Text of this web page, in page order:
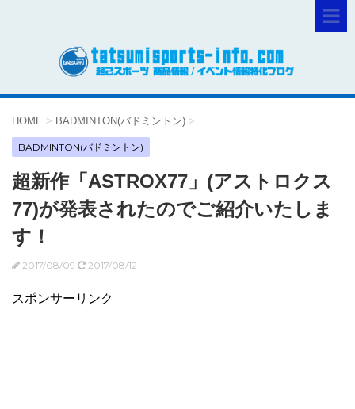
HOME > BADMINTON(バドミントン) >
BADMINTON(バドミントン)
超新作「ASTROX77」(アストロクス
77)が発表されたのでご紹介いたしま
す！
2017/08/09 2017/08/12
スポンサーリンク